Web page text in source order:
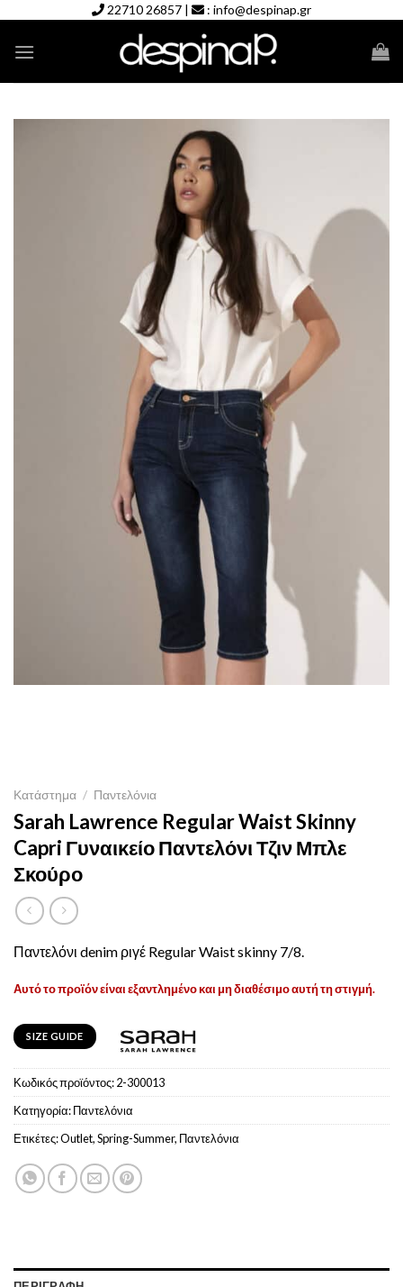
content
22710 26857 | : info@despinap.gr
Κατάστημα / Παντελόνια
Sarah Lawrence Regular Waist Skinny
Capri Γυναικείο Παντελόνι Τζιν Μπλε
Σκούρο
Παντελόνι denim ριγέ Regular Waist skinny 7/8.
Αυτό το προϊόν είναι εξαντλημένο και μη διαθέσιμο αυτή τη στιγμή.
SIZE GUIDE
Κωδικός προϊόντος:2-300013
Κατηγορία:Παντελόνια
Ετικέτες:Outlet,Spring-Summer, Παντελόνια